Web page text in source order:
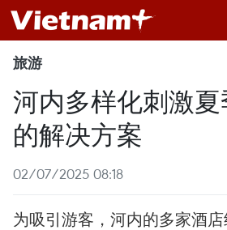
旅游
河内多样化刺激
的解决方案
02/07/2025 08:18
为吸引游客，河内的多家酒